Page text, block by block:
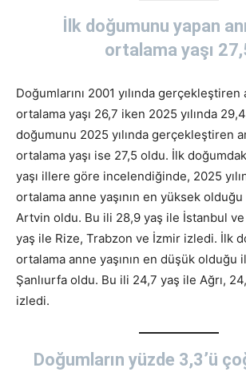
İlk doğumunu yapan
ortalama yaşı
Doğumlarını 2001 yılında
ortalama yaşı 26,7 iken 2025 yılında
doğumunu 2025 yılında gerçekleştiren
ortalama yaşı ise 27,5 oldu. İlk
yaşı illere göre incelendiğinde, 2025
ortalama anne yaşının en yüksek
Artvin oldu. Bu ili 28,9 yaş ile İstanbul
yaş ile Rize, Trabzon ve İzmir izledi. İlk
ortalama anne yaşının en düşük olduğu
Şanlıurfa oldu. Bu ili 24,7 yaş ile Ağrı,
izledi.
Doğumların yüzde 3,3’ü